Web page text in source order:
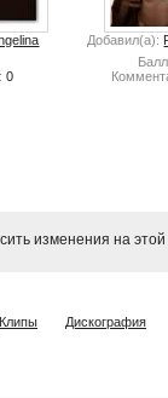
0
Добавил(а):
изменения на
Клипы Дискография